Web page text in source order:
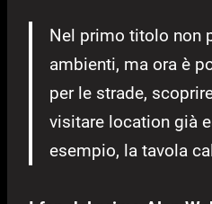
Nel primo titolo non
ambienti, ma ora è
per le strade,
visitare location già
esempio, la tavola